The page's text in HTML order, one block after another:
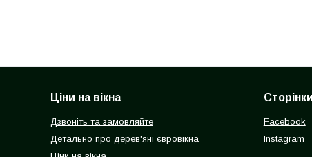
Ціни на вікна
Дзвоніть та замовляйте
Детально про дерев'яні євровікна
Facebook
Instagram